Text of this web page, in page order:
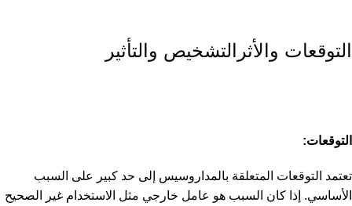
التوقعات والأثرالتشخيص والتأثير
التوقعات:
تعتمد التوقعات المتعلقة بالمداروسيس إلى حد كبير على السبب
الأساسي. إذا كان السبب هو عامل خارجي مثل الاستخدام غير الصحيح